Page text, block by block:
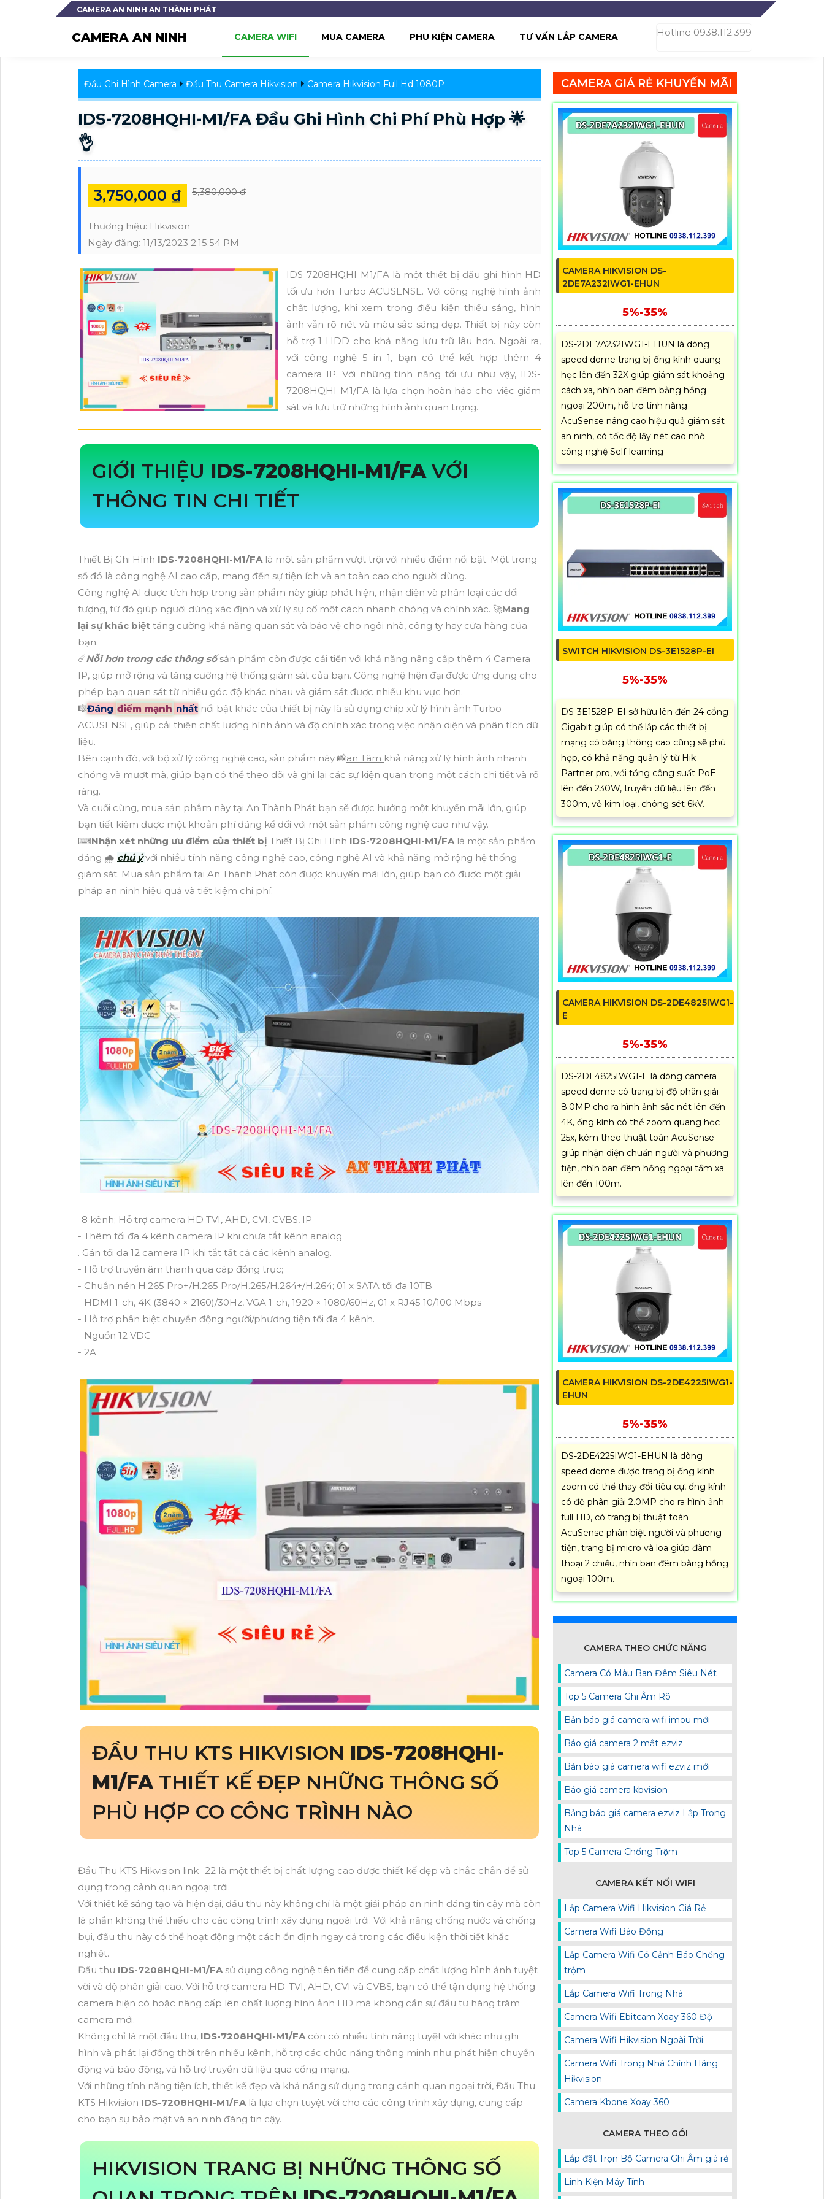
CAMERA AN NINH AN THÀNH PHÁT
CAMERA AN NINH Hotline 0938.112.399
CAMERA WIFI MUA CAMERA PHU KIỆN CAMERA TƯ VẤN LẮP CAMERA
Đầu Ghi Hình Camera Đầu Thu Camera Hikvision Camera Hikvision Full Hd 1080P
IDS-7208HQHI-M1/FA Đầu Ghi Hình Chi Phí Phù Hợp 🌟
👌
3,750,000 ₫ 5,380,000 ₫
Thương hiệu: Hikvision
Ngày đăng: 11/13/2023 2:15:54 PM
IDS-7208HQHI-M1/FA là một thiết bị đầu ghi hình HD
tối ưu hơn Turbo ACUSENSE. Với công nghệ hình ảnh
chất lượng, khi xem trong điều kiện thiếu sáng, hình
ảnh vẫn rõ nét và màu sắc sáng đẹp. Thiết bị này còn
hỗ trợ 1 HDD cho khả năng lưu trữ lâu hơn. Ngoài ra,
với công nghệ 5 in 1, bạn có thể kết hợp thêm 4
camera IP. Với những tính năng tối ưu như vậy, IDS-
7208HQHI-M1/FA là lựa chọn hoàn hảo cho việc giám
sát và lưu trữ những hình ảnh quan trọng.
GIỚI THIỆUIDS-7208HQHI-M1/FAVỚI
THÔNG TIN CHI TIẾT
Thiết Bị Ghi Hình IDS-7208HQHI-M1/FA là một sản phẩm vượt trội với nhiều điểm nổi bật. Một trong
số đó là công nghệ AI cao cấp, mang đến sự tiện ích và an toàn cao cho người dùng.
Công nghệ AI được tích hợp trong sản phẩm này giúp phát hiện, nhận diện và phân loại các đối
tượng, từ đó giúp người dùng xác định và xử lý sự cố một cách nhanh chóng và chính xác. 🚀Mang
lại sự khác biệt tăng cường khả năng quan sát và bảo vệ cho ngôi nhà, công ty hay cửa hàng của
bạn.
☄️Nỗi hơn trong các thông sốsản phẩm còn được cải tiến với khả năng nâng cấp thêm 4 Camera
IP, giúp mở rộng và tăng cường hệ thống giám sát của bạn. Công nghệ hiện đại được ứng dụng cho
phép bạn quan sát từ nhiều góc độ khác nhau và giám sát được nhiều khu vực hơn.
🎼️Đáng điểm mạnh nhất nổi bật khác của thiết bị này là sử dụng chip xử lý hình ảnh Turbo
ACUSENSE, giúp cải thiện chất lượng hình ảnh và độ chính xác trong việc nhận diện và phân tích dữ
liệu.
Bên cạnh đó, với bộ xử lý công nghệ cao, sản phẩm này 📸an Tâm khả năng xử lý hình ảnh nhanh
chóng và mượt mà, giúp bạn có thể theo dõi và ghi lại các sự kiện quan trọng một cách chi tiết và rõ
ràng.
Và cuối cùng, mua sản phẩm này tại An Thành Phát bạn sẽ được hưởng một khuyến mãi lớn, giúp
bạn tiết kiệm được một khoản phí đáng kể đối với một sản phẩm công nghệ cao như vậy.
⌨Nhận xét những ưu điểm của thiết bị Thiết Bị Ghi Hình IDS-7208HQHI-M1/FA là một sản phẩm
đáng 🌧️ chú ý với nhiều tính năng công nghệ cao, công nghệ AI và khả năng mở rộng hệ thống
giám sát. Mua sản phẩm tại An Thành Phát còn được khuyến mãi lớn, giúp bạn có được một giải
pháp an ninh hiệu quả và tiết kiệm chi phí.
-8 kênh; Hỗ trợ camera HD TVI, AHD, CVI, CVBS, IP
- Thêm tối đa 4 kênh camera IP khi chưa tắt kênh analog
. Gán tối đa 12 camera IP khi tắt tất cả các kênh analog.
- Hỗ trợ truyền âm thanh qua cáp đồng trục;
- Chuẩn nén H.265 Pro+/H.265 Pro/H.265/H.264+/H.264; 01 x SATA tối đa 10TB
- HDMI 1-ch, 4K (3840 × 2160)/30Hz, VGA 1-ch, 1920 × 1080/60Hz, 01 x RJ45 10/100 Mbps
- Hỗ trợ phân biệt chuyển động người/phương tiện tối đa 4 kênh.
- Nguồn 12 VDC
- 2A
ĐẦU THU KTS HIKVISION IDS-7208HQHI-
M1/FA THIẾT KẾ ĐẸP NHỮNG THÔNG SỐ
PHÙ HỢP CO CÔNG TRÌNH NÀO
Đầu Thu KTS Hikvision link_22 là một thiết bị chất lượng cao được thiết kế đẹp và chắc chắn để sử
dụng trong cảnh quan ngoại trời.
Với thiết kế sáng tạo và hiện đại, đầu thu này không chỉ là một giải pháp an ninh đáng tin cậy mà còn
là phần không thể thiếu cho các công trình xây dựng ngoài trời. Với khả năng chống nước và chống
bụi, đầu thu này có thể hoạt động một cách ổn định ngay cả trong các điều kiện thời tiết khắc
nghiệt.
Đầu thu IDS-7208HQHI-M1/FA sử dụng công nghệ tiên tiến để cung cấp chất lượng hình ảnh tuyệt
vời và độ phân giải cao. Với hỗ trợ camera HD-TVI, AHD, CVI và CVBS, bạn có thể tận dụng hệ thống
camera hiện có hoặc nâng cấp lên chất lượng hình ảnh HD mà không cần sự đầu tư hàng trăm
camera mới.
Không chỉ là một đầu thu, IDS-7208HQHI-M1/FA còn có nhiều tính năng tuyệt vời khác như ghi
hình và phát lại đồng thời trên nhiều kênh, hỗ trợ các chức năng thông minh như phát hiện chuyển
động và báo động, và hỗ trợ truyền dữ liệu qua cổng mạng.
Với những tính năng tiện ích, thiết kế đẹp và khả năng sử dụng trong cảnh quan ngoại trời, Đầu Thu
KTS Hikvision IDS-7208HQHI-M1/FA là lựa chọn tuyệt vời cho các công trình xây dựng, cung cấp
cho bạn sự bảo mật và an ninh đáng tin cậy.
HIKVISION TRANG BỊ NHỮNG THÔNG SỐ
CAMERA GIÁ RẺ KHUYẾN MÃI
CAMERA HIKVISION DS-
2DE7A232IWG1-EHUN
5%-35%
DS-2DE7A232IWG1-EHUN là dòng
speed dome trang bị ống kính quang
học lên đến 32X giúp giám sát khoảng
cách xa, nhìn ban đêm bằng hồng
ngoại 200m, hỗ trợ tính năng
AcuSense nâng cao hiệu quả giám sát
an ninh, có tốc độ lấy nét cao nhờ
công nghệ Self-learning
SWITCH HIKVISION DS-3E1528P-EI
5%-35%
DS-3E1528P-EI sở hữu lên đến 24 cổng
Gigabit giúp có thể lắp các thiết bị
mạng có băng thông cao cũng sẽ phù
hợp, có khả năng quản lý từ Hik-
Partner pro, với tổng công suất PoE
lên đến 230W, truyền dữ liệu lên đến
300m, vỏ kim loại, chông sét 6kV.
CAMERA HIKVISION DS-2DE4825IWG1-
E
5%-35%
DS-2DE4825IWG1-E là dòng camera
speed dome có trang bị độ phân giải
8.0MP cho ra hình ảnh sắc nét lên đến
4K, ống kính có thể zoom quang học
25x, kèm theo thuật toán AcuSense
giúp nhận diện chuẩn người và phương
tiện, nhìn ban đêm hồng ngoại tầm xa
lên đến 100m.
CAMERA HIKVISION DS-2DE4225IWG1-
EHUN
5%-35%
DS-2DE4225IWG1-EHUN là dòng
speed dome được trang bị ống kính
zoom có thể thay đổi tiêu cự, ống kính
có độ phân giải 2.0MP cho ra hình ảnh
full HD, có trang bị thuật toán
AcuSense phân biệt người và phương
tiện, trang bị micro và loa giúp đàm
thoại 2 chiều, nhìn ban đêm bằng hồng
ngoại 100m.
CAMERA THEO CHỨC NĂNG
Camera Có Màu Ban Đêm Siêu Nét
Top 5 Camera Ghi Âm Rõ
Bản báo giá camera wifi imou mới
Báo giá camera 2 mắt ezviz
Bản báo giá camera wifi ezviz mới
Báo giá camera kbvision
Bảng báo giá camera ezviz Lắp Trong
Nhà
Top 5 Camera Chống Trộm
CAMERA KẾT NỐI WIFI
Lắp Camera Wifi Hikvision Giá Rẻ
Camera Wifi Báo Động
Lắp Camera Wifi Có Cảnh Báo Chống
trộm
Lắp Camera Wifi Trong Nhà
Camera Wifi Ebitcam Xoay 360 Độ
Camera Wifi Hikvision Ngoài Trời
Camera Wifi Trong Nhà Chính Hãng
Hikvision
Camera Kbone Xoay 360
CAMERA THEO GÓI
Lắp đặt Trọn Bộ Camera Ghi Âm giá rẻ
Linh Kiện Máy Tính